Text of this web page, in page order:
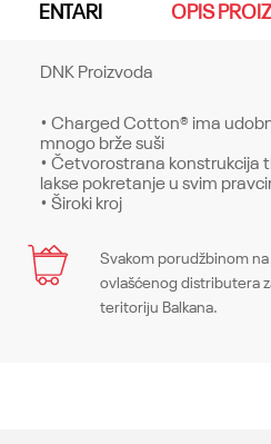
OPIS
DNK Proizvoda
• Charged Cotton® ima
mnogo brže suši
• Četvorostrana konstrukcija
lakse pokretanje u svim
• Široki kroj
Karakteristika
Kategorija
Ime/Nadimak
Svakom porudžbinom
ovlašćenog distributera
teritoriju Balkana.